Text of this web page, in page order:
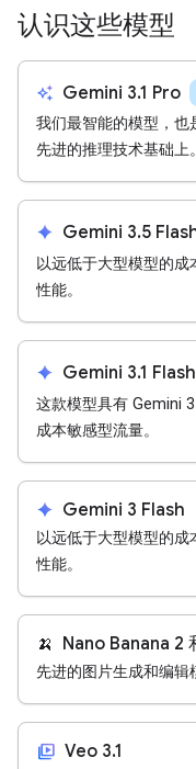
认识这些模型
auto_awesome Gemini 3.1 Pro
我们最智能的模型，也
先进的推理技术基础上。
spark Gemini 3.5
以远低于大型模型的
性能。
spark Gemini 3.1
这款模型具有 Gemini
成本敏感型流量。
spark Gemini 3 Flash
以远低于大型模型的
性能。
🍌 Nano Banana 2
先进的图片生成和编辑
video_library Veo 3.1